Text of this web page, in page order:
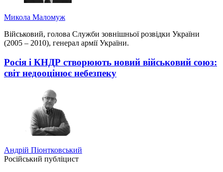
Микола Маломуж
Військовий, голова Служби зовнішньої розвідки України
(2005 – 2010), генерал армії України.
Росія і КНДР створюють новий військовий союз:
світ недооцінює небезпеку
Андрій Піонтковський
Російський публіцист